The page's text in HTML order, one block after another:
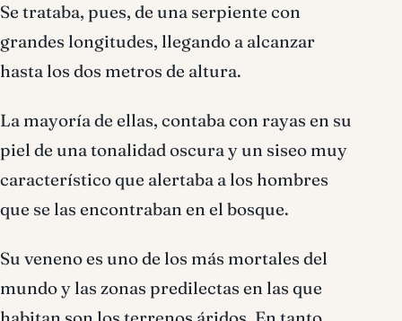
Se trataba, pues, de una serpiente con
grandes longitudes, llegando a alcanzar
hasta los dos metros de altura.
La mayoría de ellas, contaba con rayas en su
piel de una tonalidad oscura y un siseo muy
característico que alertaba a los hombres
que se las encontraban en el bosque.
Su veneno es uno de los más mortales del
mundo y las zonas predilectas en las que